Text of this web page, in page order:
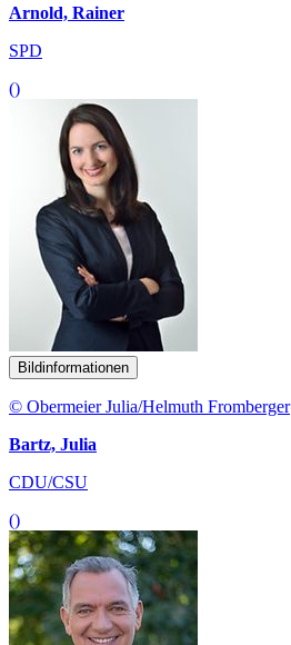
Arnold, Rainer
SPD
()
Bildinformationen
© Obermeier Julia/Helmuth Fromberger
Bartz, Julia
CDU/CSU
()